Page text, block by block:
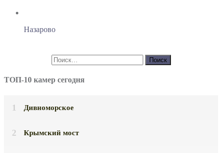
Назарово
ТОП-10 камер сегодня
Дивноморское
Крымский мост